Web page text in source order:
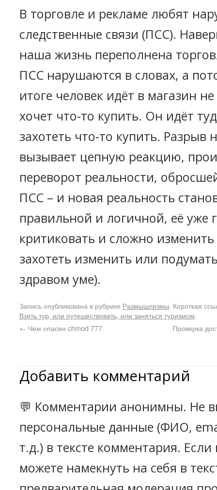
В торговле и рекламе любят
следственные связи (ПСС).
наша жизнь переполнена
ПСС нарушаются в словах, а
итоге человек идёт в магазин
хочет что-то купить. Он идёт
захотеть что-то купить. Разрыв
вызывает цепную реакцию,
переворот реальности,
ПСС – и новая реальность
правильной и логичной, её уже
критиковать и сложно
захотеть изменить или
здравом уме).
Запись опубликована в рубрике Размышлизмы. Короткая
Взять тур, или путешествовать, или заняться туризмом.
← Чем опасен chmod 777 Проверка
Добавить комментарий
💬 Комментарии анонимны. Не
персональные данные (ФИО,
т.д.) в тексте комментария.
можете намекнуть на себя в